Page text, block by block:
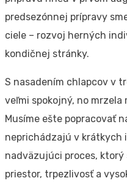
predsezónnej prípravy
ciele – rozvoj herných
kondičnej stránky.
S nasadením chlapcov v
veľmi spokojný, no mrzela
Musíme ešte popracovať
neprichádzajú v krátkych
nadväzujúci proces,
priestor, trpezlivosť a